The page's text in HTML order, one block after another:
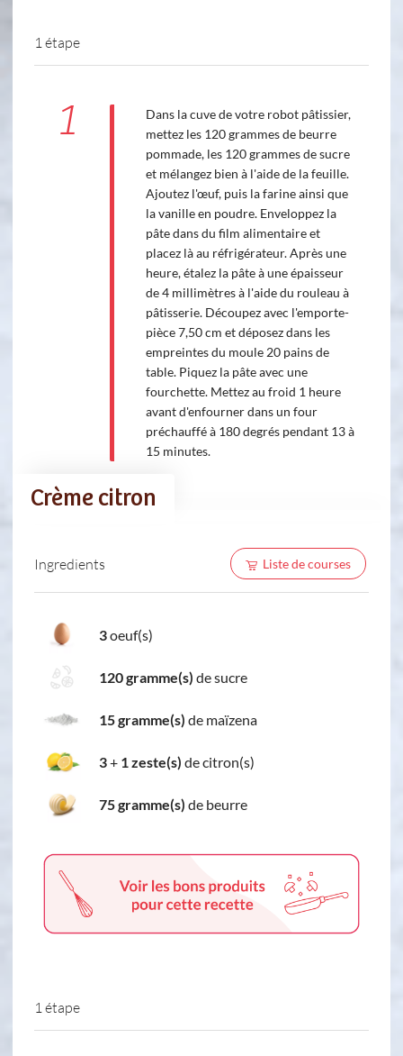
1 étape
1
Dans la cuve de votre robot pâtissier,
mettez les 120 grammes de beurre
pommade, les 120 grammes de sucre
et mélangez bien à l'aide de la feuille.
Ajoutez l'œuf, puis la farine ainsi que
la vanille en poudre. Enveloppez la
pâte dans du film alimentaire et
placez là au réfrigérateur. Après une
heure, étalez la pâte à une épaisseur
de 4 millimètres à l'aide du rouleau à
pâtisserie. Découpez avec l'emporte-
pièce 7,50 cm et déposez dans les
empreintes du moule 20 pains de
table. Piquez la pâte avec une
fourchette. Mettez au froid 1 heure
avant d'enfourner dans un four
préchauffé à 180 degrés pendant 13 à
15 minutes.
Crème citron
Ingredients Liste de courses
3oeuf(s)
120 gramme(s) de sucre
15 gramme(s) de maïzena
3+ 1 zeste(s) de citron(s)
75 gramme(s) de beurre
1 étape